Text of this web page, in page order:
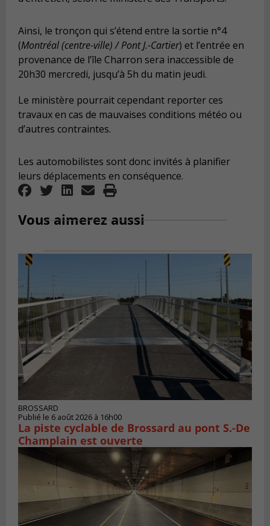
Ainsi, le tronçon qui s’étend entre la sortie n°4
(Montréal (centre-ville) / Pont J.-Cartier) et l’entrée en
provenance de l’île Charron sera inaccessible de
20h30 mercredi, jusqu’à 5h du matin jeudi.
Le ministère pourrait cependant reporter ces
travaux en cas de mauvaises conditions météo ou
d’autres contraintes.
Les automobilistes sont donc invités à planifier
leurs déplacements en conséquence.
Vous aimerez aussi
BROSSARD
Publié le 6 août 2026 à 16h00
La piste cyclable de Brossard au pont S.-De
Champlain est ouverte